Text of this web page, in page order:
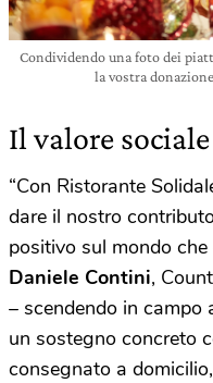
Condividendo una foto dei
la vostra
Il valore
“Con Ristorante
dare il nostro
positivo sul mondo
Daniele Contini,
– scendendo in campo
un sostegno concreto
consegnato a